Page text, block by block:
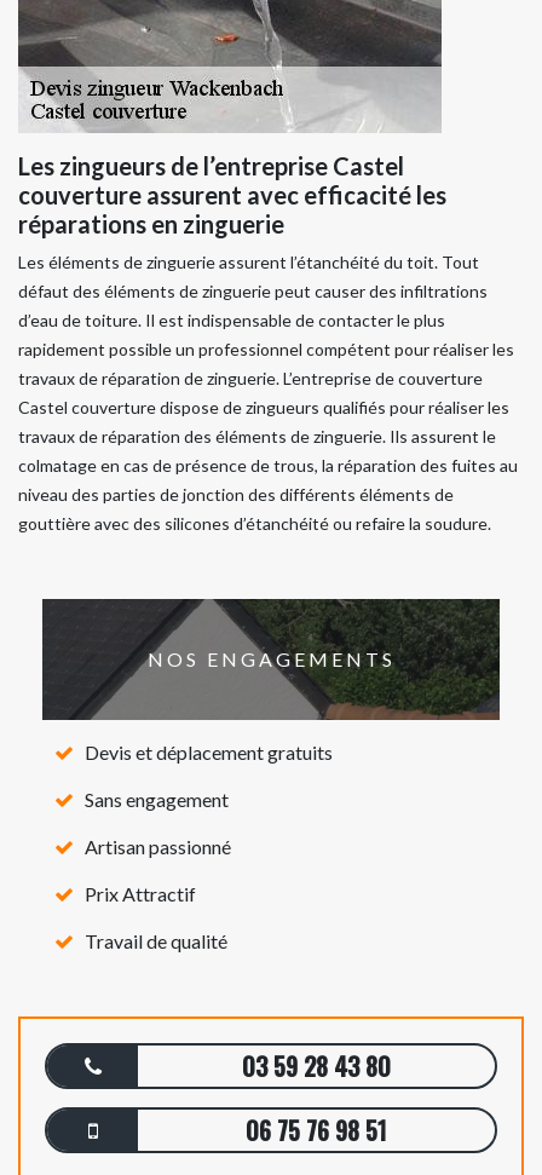
Les zingueurs de l’entreprise Castel
couverture assurent avec efficacité les
réparations en zinguerie
Les éléments de zinguerie assurent l’étanchéité du toit. Tout
défaut des éléments de zinguerie peut causer des infiltrations
d’eau de toiture. Il est indispensable de contacter le plus
rapidement possible un professionnel compétent pour réaliser les
travaux de réparation de zinguerie. L’entreprise de couverture
Castel couverture dispose de zingueurs qualifiés pour réaliser les
travaux de réparation des éléments de zinguerie. Ils assurent le
colmatage en cas de présence de trous, la réparation des fuites au
niveau des parties de jonction des différents éléments de
gouttière avec des silicones d’étanchéité ou refaire la soudure.
NOS ENGAGEMENTS
Devis et déplacement gratuits
Sans engagement
Artisan passionné
Prix Attractif
Travail de qualité
03 59 28 43 80
06 75 76 98 51